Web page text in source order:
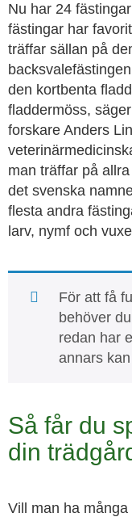
Nu har 24
fästingar har
träffar sällan på
den kortbenta
fladdermöss,
forskare Anders
man träffar på
det svenska
flesta andra
larv, nymf och
För att få
behöver
redan har
annars
Så får du
din
Vill man ha